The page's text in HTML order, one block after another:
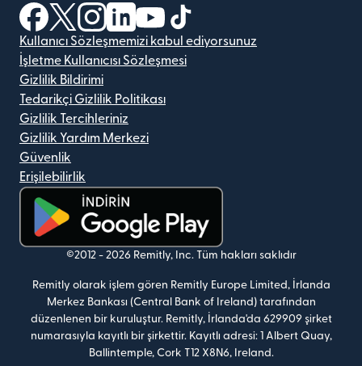
(yeni pencerede açılır)
(yeni pencerede açılır)
(yeni pencerede açılır)
(yeni pencerede açılır)
(yeni pencerede açılır)
Kullanıcı Sözleşmemizi kabul ediyorsunuz
İşletme Kullanıcısı Sözleşmesi
Gizlilik Bildirimi
Tedarikçi Gizlilik Politikası
Gizlilik Tercihleriniz
Gizlilik Yardım Merkezi
Güvenlik
Erişilebilirlik
(yeni pencerede açılır)
©2012 - 2026 Remitly, Inc. Tüm hakları saklıdır
Remitly olarak işlem gören Remitly Europe Limited, İrlanda
Merkez Bankası (Central Bank of Ireland) tarafından
düzenlenen bir kuruluştur. Remitly, İrlanda'da 629909 şirket
numarasıyla kayıtlı bir şirkettir. Kayıtlı adresi: 1 Albert Quay,
Ballintemple, Cork T12 X8N6, Ireland.